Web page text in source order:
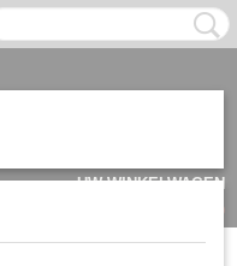
UW WINKELWAGEN
(0)